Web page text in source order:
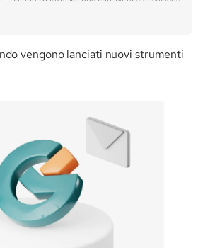
vengono lanciati nuovi strumenti